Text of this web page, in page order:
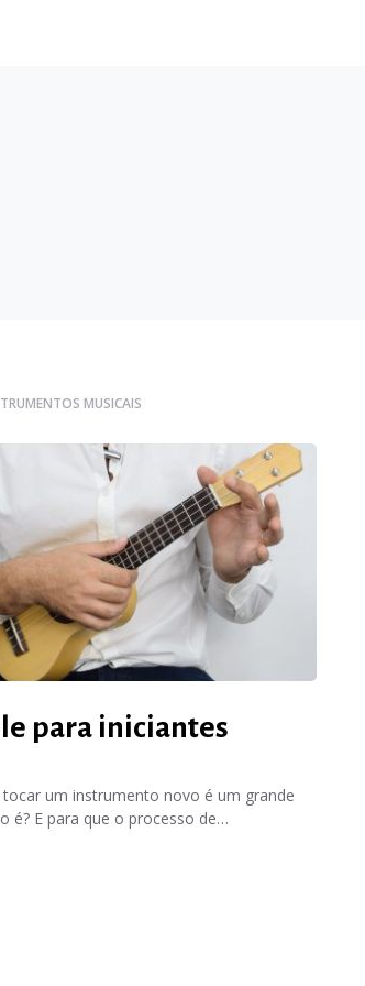
MUSICAIS
para iniciantes
tocar um instrumento novo é um grande
é? E para que o processo de…